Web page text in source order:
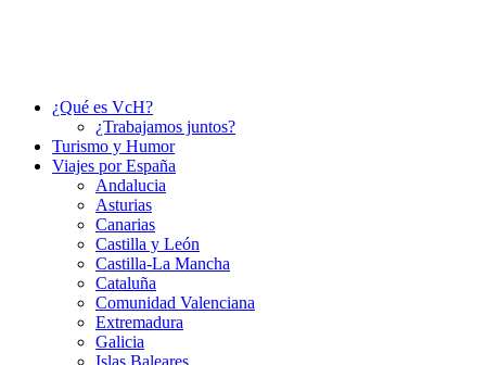
¿Qué es VcH?
¿Trabajamos juntos?
Turismo y Humor
Viajes por España
Andalucia
Asturias
Canarias
Castilla y León
Castilla-La Mancha
Cataluña
Comunidad Valenciana
Extremadura
Galicia
Islas Baleares